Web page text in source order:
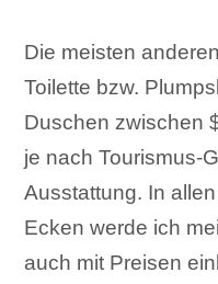
Die meisten
Toilette bzw.
Duschen zwischen
je nach Tourismus-
Ausstattung. In
Ecken werde ich
auch mit Preisen